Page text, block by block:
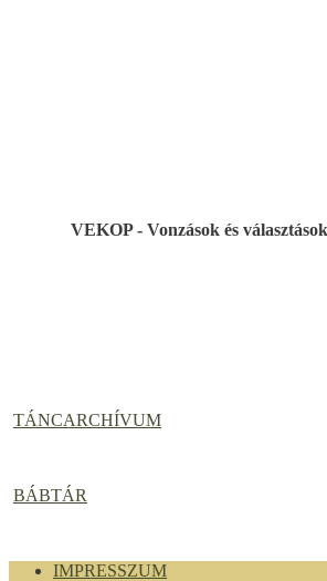
VEKOP - Vonzások és választások
TÁNCARCHÍVUM
BÁBTÁR
IMPRESSZUM